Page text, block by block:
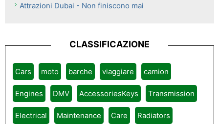
Attrazioni Dubai - Non finiscono mai
CLASSIFICAZIONE
Cars moto barche viaggiare camion
Engines DMV AccessoriesKeys Transmission
Electrical Maintenance Care Radiators